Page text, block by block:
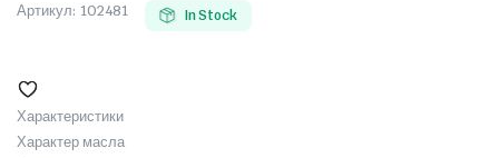
Артикул: 102481 In Stock
Характеристики
Характер масла